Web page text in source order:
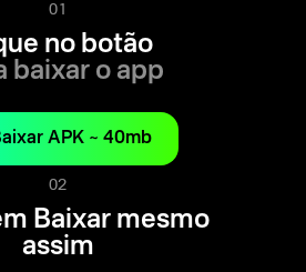
01
no botão
baixar o app
APK ~ 40mb
02
Baixar mesmo
assim